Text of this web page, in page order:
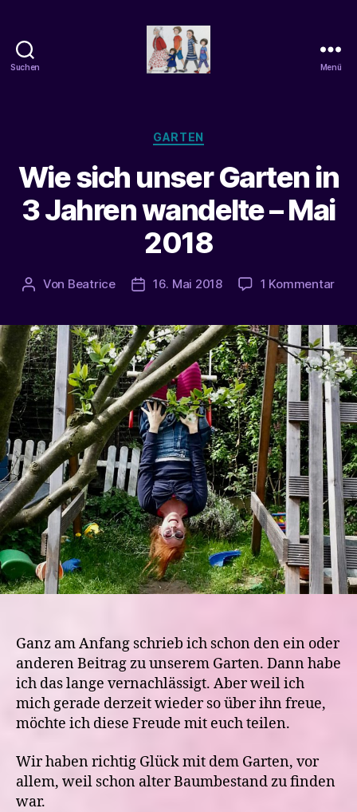
Suchen Menü
Kategorien
GARTEN
Wie sich unser Garten in
3 Jahren wandelte – Mai
2018
Beitragsautor
Von Beatrice Veröffentlichungsdatum
16. Mai 2018 1 Kommentarzu
in
3
Mai
Ganz am Anfang schrieb ich schon den ein oder
anderen Beitrag zu unserem Garten. Dann habe
ich das lange vernachlässigt. Aber weil ich
mich gerade derzeit wieder so über ihn freue,
möchte ich diese Freude mit euch teilen.
Wir haben richtig Glück mit dem Garten, vor
allem, weil schon alter Baumbestand zu finden
war.